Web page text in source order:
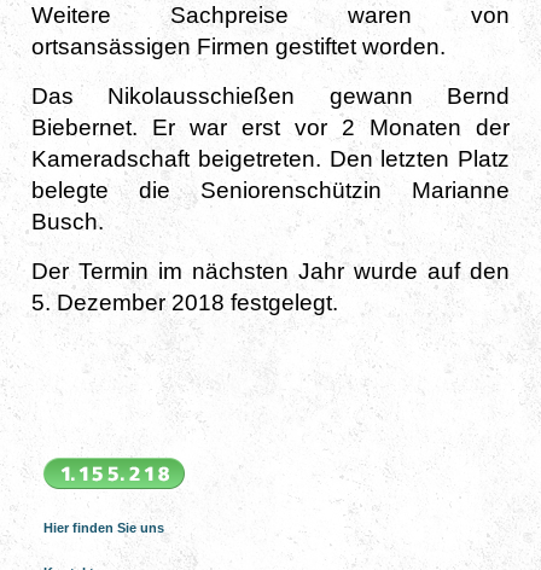
Weitere Sachpreise waren von
ortsansässigen Firmen gestiftet worden.
Das Nikolausschießen gewann Bernd
Biebernet. Er war erst vor 2 Monaten der
Kameradschaft beigetreten. Den letzten Platz
belegte die Seniorenschützin Marianne
Busch.
Der Termin im nächsten Jahr wurde auf den
5. Dezember 2018 festgelegt.
Hier finden Sie uns